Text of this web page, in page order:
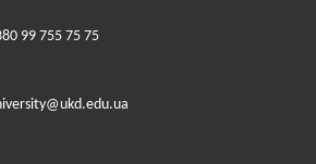
99 755 75 75